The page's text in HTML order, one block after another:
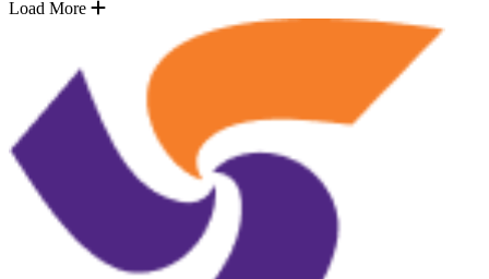
Load More